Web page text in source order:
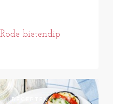
Rode bietendip
RECEPTEN